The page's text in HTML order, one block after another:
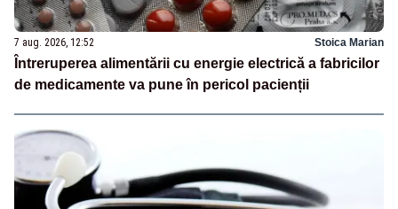
7 aug. 2026, 12:52 Stoica Marian
Întreruperea alimentării cu energie electrică a fabricilor
de medicamente va pune în pericol pacienții